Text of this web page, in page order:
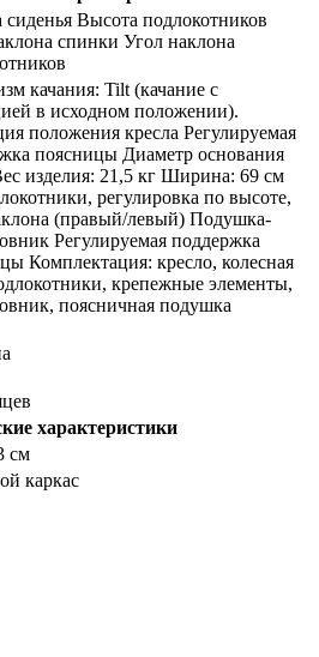
Высота подлокотников
спинки Угол наклона
качания: Tilt (качание с
в исходном положении).
положения кресла Регулируемая
поясницы Диаметр основания
изделия: 21,5 кг Ширина: 69 см
регулировка по высоте,
(правый/левый) Подушка-
Регулируемая поддержка
Комплектация: кресло, колесная
крепежные элементы,
поясничная подушка
характеристики
см
каркас